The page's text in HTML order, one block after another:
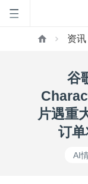
页
资讯
谷
片遇重
订
AI